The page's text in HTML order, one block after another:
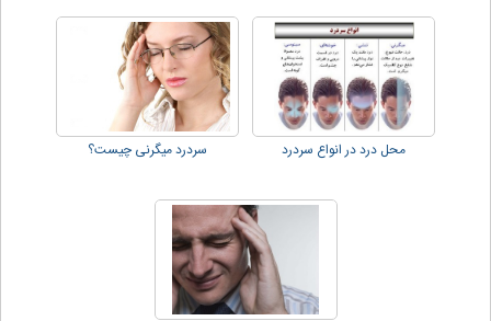
محل درد در انواع سردرد سردرد میگرنی چیست؟